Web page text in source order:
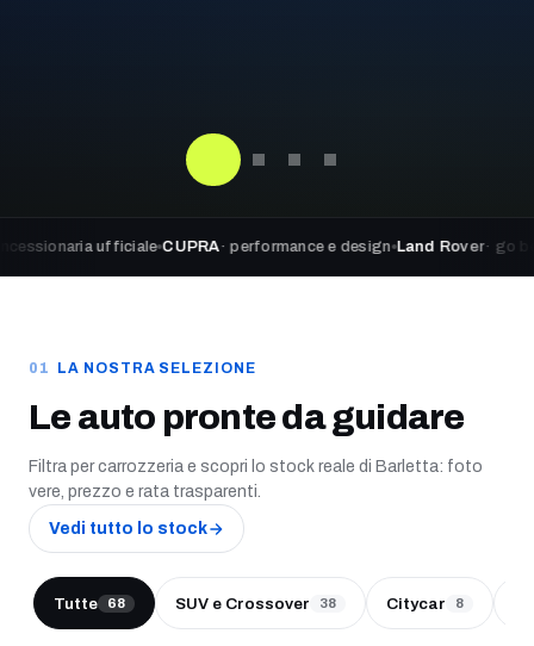
ufficiale CUPRA · performance e design Land Rover· go beyond
LA NOSTRA SELEZIONE
Le auto pronte da guidare
Filtra per carrozzeria e scopri lo stock reale di Barletta: foto
vere, prezzo e rata trasparenti.
Vedi tutto lo stock
Tutte 68 SUV e Crossover 38 Citycar 8